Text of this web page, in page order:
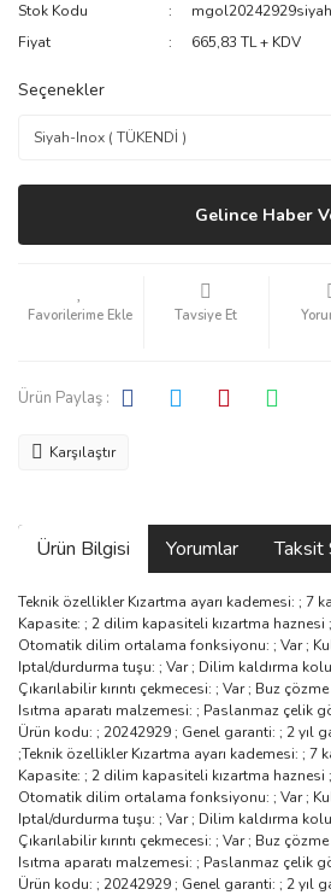
Stok Kodu
Fiyat
665,83 TL + KDV
Seçenekler
Gelince Haber
Tavsiye Et
Ürün Paylaş :
Karşılaştır
Ürün Bilgisi Yorumlar Taksit
Teknik özellikler Kızartma ayarı kademesi: ; 7
Kapasite: ; 2 dilim kapasiteli kızartma haznesi
Otomatik dilim ortalama fonksiyonu: ; Var ;
Iptal/durdurma tuşu: ; Var ; Dilim kaldırma
Çıkarılabilir kırıntı çekmecesi: ; Var ; Buz
Isıtma aparatı malzemesi: ; Paslanmaz çelik
Ürün kodu: ; 20242929 ; Genel garanti: ; 2 yıl
;Teknik özellikler Kızartma ayarı kademesi: ; 7
Kapasite: ; 2 dilim kapasiteli kızartma haznesi
Otomatik dilim ortalama fonksiyonu: ; Var ;
Iptal/durdurma tuşu: ; Var ; Dilim kaldırma
Çıkarılabilir kırıntı çekmecesi: ; Var ; Buz
Isıtma aparatı malzemesi: ; Paslanmaz çelik
Ürün kodu: ; 20242929 ; Genel garanti: ; 2 yıl